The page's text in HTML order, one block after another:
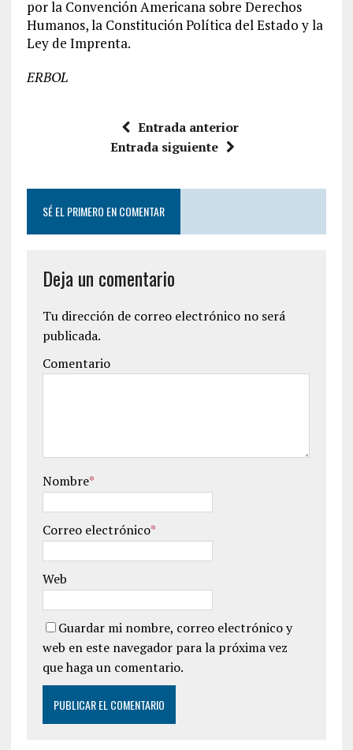
por la Convención Americana sobre Derechos
Humanos, la Constitución Política del Estado y la
Ley de Imprenta.
ERBOL
Entrada anterior
Entrada siguiente
SÉ EL PRIMERO EN COMENTAR
Deja un comentario
Tu dirección de correo electrónico no será
publicada.
Comentario
Nombre*
Correo electrónico*
Web
Guardar mi nombre, correo electrónico y
web en este navegador para la próxima vez
que haga un comentario.